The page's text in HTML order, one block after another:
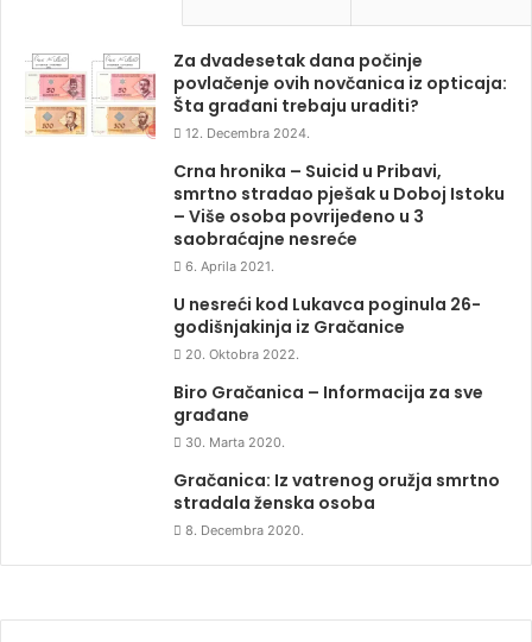
Za dvadesetak dana počinje
povlačenje ovih novčanica iz opticaja:
Šta građani trebaju uraditi?
12. Decembra 2024.
Crna hronika – Suicid u Pribavi,
smrtno stradao pješak u Doboj Istoku
– Više osoba povrijeđeno u 3
saobraćajne nesreće
6. Aprila 2021.
U nesreći kod Lukavca poginula 26-
godišnjakinja iz Gračanice
20. Oktobra 2022.
Biro Gračanica – Informacija za sve
građane
30. Marta 2020.
Gračanica: Iz vatrenog oružja smrtno
stradala ženska osoba
8. Decembra 2020.